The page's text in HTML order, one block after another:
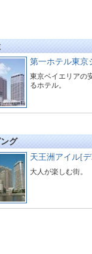
第一ホテル東京
東京ベイエリアの
るホテル。
グ
天王洲アイル[
大人が楽しむ街。